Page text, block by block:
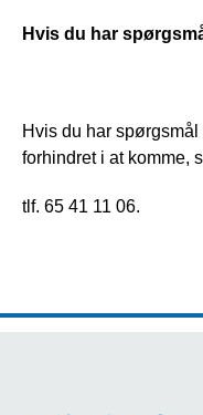
Hvis du har
Hvis du har
forhindret i at komme,
tlf. 65 41 11 06.